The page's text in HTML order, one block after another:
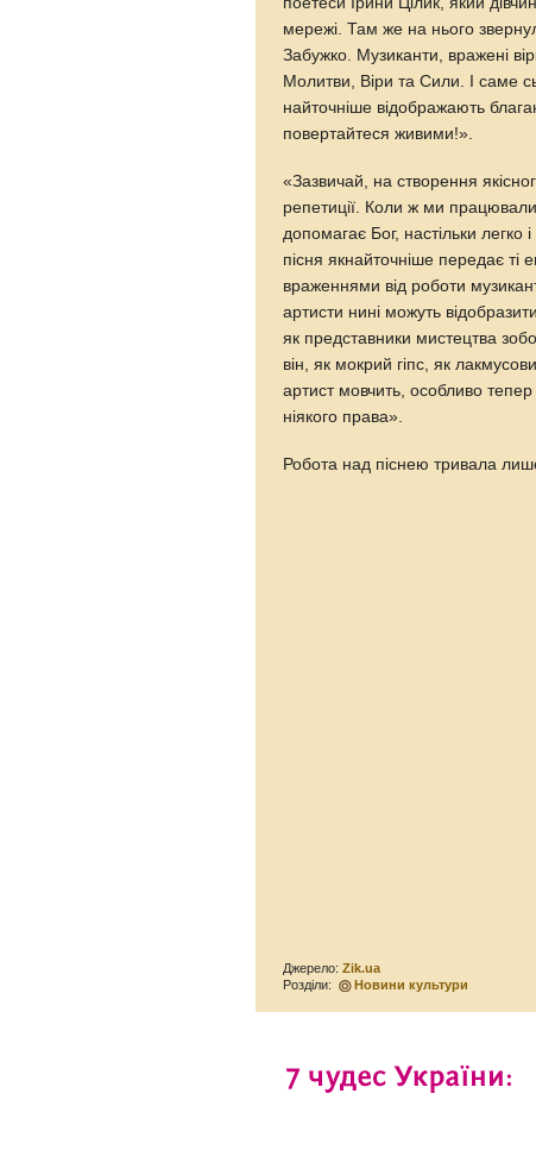
мережі. Там же на нього
Забужко. Музиканти, вражені
Молитви, Віри та Сили. І саме
найточніше відображають
повертайтеся живими!».
«Зазвичай, на створення
репетиції. Коли ж ми
допомагає Бог, настільки
пісня якнайточніше передає ті
враженнями від роботи
артисти нині можуть
як представники мистецтва
він, як мокрий гіпс, як
артист мовчить, особливо
ніякого права».
Робота над піснею тривала
Джерело:Zik.ua
Розділи:
Новини культури